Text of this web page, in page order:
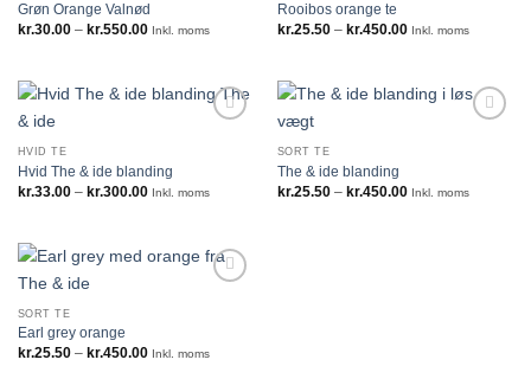
Grøn Orange Valnød
kr.30.00 – kr.550.00Prisinterval:
Inkl. moms
Rooibos orange te
kr.25.50 – kr.450.00Prisinterval:
Inkl. moms
HVID TE
Hvid The & ide blanding
kr.33.00 – kr.300.00Prisinterval:
Inkl. moms
SORT TE
The & ide blanding
kr.25.50 – kr.450.00Prisinterval:
Inkl. moms
SORT TE
Earl grey orange
kr.25.50 – kr.450.00Prisinterval:
Inkl. moms